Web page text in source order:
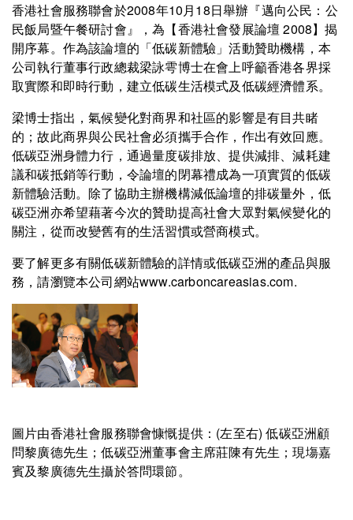
香港社會服務聯會於2008年10月18日舉辦『邁向公民：公
民飯局暨午餐研討會』，為【香港社會發展論壇 2008】揭
開序幕。作為該論壇的「低碳新體驗」活動贊助機構，本
公司執行董事行政總裁梁詠雩博士在會上呼籲香港各界採
取實際和即時行動，建立低碳生活模式及低碳經濟體系。
梁博士指出，氣候變化對商界和社區的影響是有目共睹
的；故此商界與公民社會必須攜手合作，作出有效回應。
低碳亞洲身體力行，通過量度碳排放、提供減排、減耗建
議和碳抵銷等行動，令論壇的閉幕禮成為一項實質的低碳
新體驗活動。除了協助主辦機構減低論壇的排碳量外，低
碳亞洲亦希望藉著今次的贊助提高社會大眾對氣候變化的
關注，從而改變舊有的生活習慣或營商模式。
要了解更多有關低碳新體驗的詳情或低碳亞洲的產品與服
務 ，請瀏覽本公司網站www.carboncareasias.com.
圖片由香港社會服務聯會慷慨提供：(左至右) 低碳亞洲顧
問黎廣德先生；低碳亞洲董事會主席莊陳有先生；現塲嘉
賓及黎廣德先生攝於答問環節。